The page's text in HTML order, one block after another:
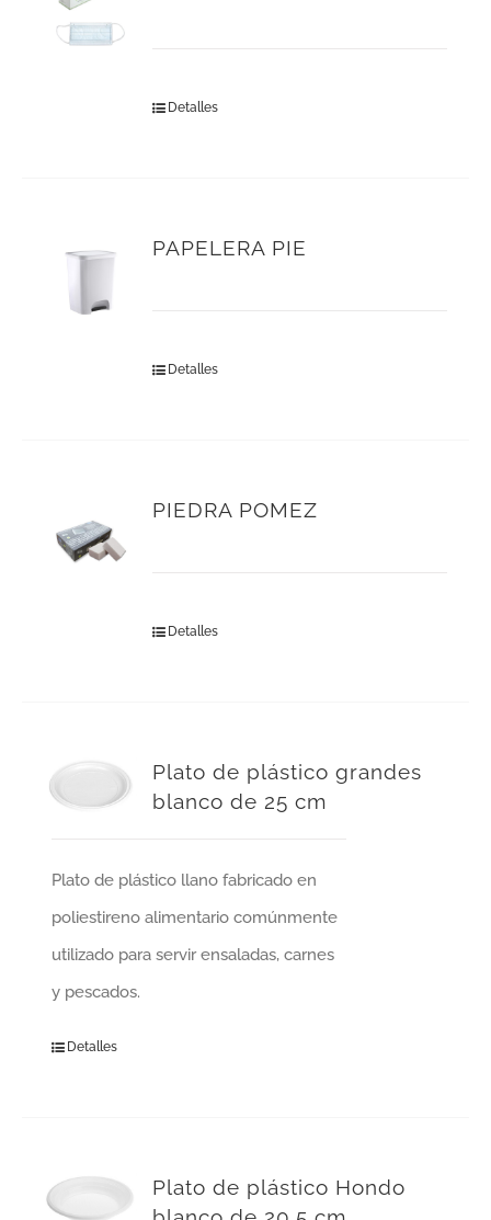
Detalles
PAPELERA PIE
Detalles
PIEDRA POMEZ
Detalles
Plato de plástico grandes
blanco de 25 cm
Plato de plástico llano fabricado en
poliestireno alimentario comúnmente
utilizado para servir ensaladas, carnes
y pescados.
Detalles
Plato de plástico Hondo